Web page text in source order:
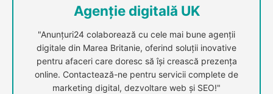
Agenție digitală UK
"Anunțuri24 colaborează cu cele mai bune agenții
digitale din Marea Britanie, oferind soluții inovative
pentru afaceri care doresc să își crească prezența
online. Contactează-ne pentru servicii complete de
marketing digital, dezvoltare web și SEO!"